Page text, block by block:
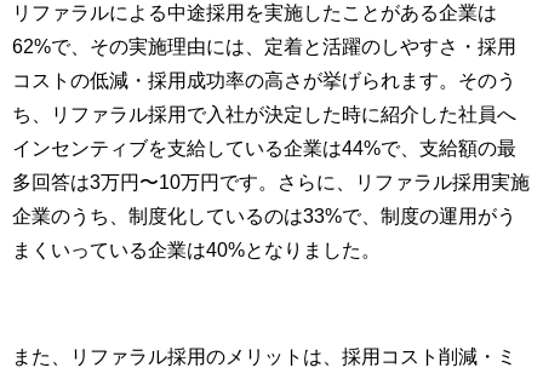
リファラルによる中途採用を実施したことがある企業は
62%で、その実施理由には、定着と活躍のしやすさ・採用
コストの低減・採用成功率の高さが挙げられます。そのう
ち、リファラル採用で入社が決定した時に紹介した社員へ
インセンティブを支給している企業は44%で、支給額の最
多回答は3万円〜10万円です。さらに、リファラル採用実施
企業のうち、制度化しているのは33%で、制度の運用がう
まくいっている企業は40%となりました。
また、リファラル採用のメリットは、採用コスト削減・ミ